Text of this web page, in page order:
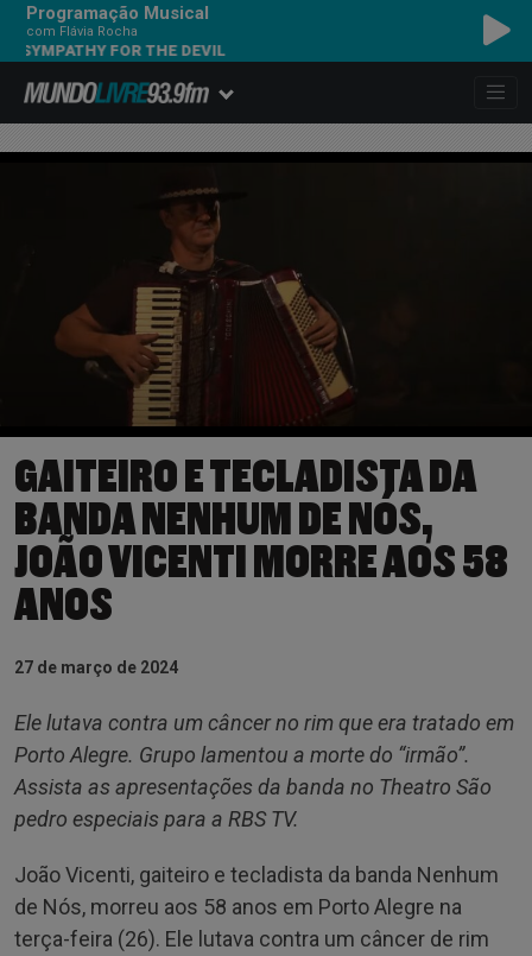
Programação Musical
com Flávia Rocha
FOR THE DEVIL
GAITEIRO E TECLADISTA DA
BANDA NENHUM DE NÓS,
JOÃO VICENTI MORRE AOS 58
ANOS
27 de março de 2024
Ele lutava contra um câncer no rim que era tratado em
Porto Alegre. Grupo lamentou a morte do “irmão”.
Assista as apresentações da banda no Theatro São
pedro especiais para a RBS TV.
João Vicenti, gaiteiro e tecladista da banda Nenhum
de Nós, morreu aos 58 anos em Porto Alegre na
terça-feira (26). Ele lutava contra um câncer de rim